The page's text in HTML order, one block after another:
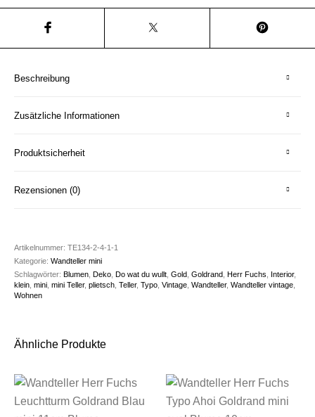
Beschreibung
Zusätzliche Informationen
Produktsicherheit
Rezensionen (0)
Artikelnummer:TE134-2-4-1-1
Kategorie:Wandteller mini
Schlagwörter:Blumen ,Deko ,Do wat du wullt ,Gold ,Goldrand ,Herr Fuchs Interior,
klein ,mini ,mini Teller,plietsch ,Teller,Typo ,Vintage ,Wandteller,Wandteller vintage
Wohnen
Ähnliche Produkte